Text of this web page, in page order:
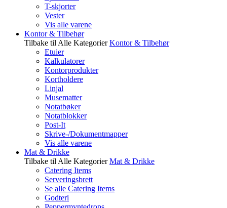
T-skjorter
Vester
Vis alle varene
Kontor & Tilbehør
Tilbake til Alle Kategorier Kontor & Tilbehør
Etuier
Kalkulatorer
Kontorprodukter
Kortholdere
Linjal
Musematter
Notatbøker
Notatblokker
Post-It
Skrive-/Dokumentmapper
Vis alle varene
Mat & Drikke
Tilbake til Alle Kategorier Mat & Drikke
Catering Items
Serveringsbrett
Se alle Catering Items
Godteri